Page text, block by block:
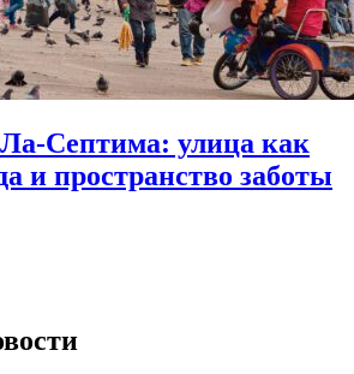
Ла-Септима: улица как
и пространство заботы